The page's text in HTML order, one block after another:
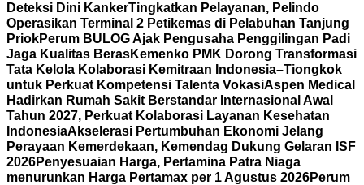
Deteksi Dini KankerTingkatkan Pelayanan, Pelindo
Operasikan Terminal 2 Petikemas di Pelabuhan Tanjung
PriokPerum BULOG Ajak Pengusaha Penggilingan Padi
Jaga Kualitas BerasKemenko PMK Dorong Transformasi
Tata Kelola Kolaborasi Kemitraan Indonesia–Tiongkok
untuk Perkuat Kompetensi Talenta VokasiAspen Medical
Hadirkan Rumah Sakit Berstandar Internasional Awal
Tahun 2027, Perkuat Kolaborasi Layanan Kesehatan
IndonesiaAkselerasi Pertumbuhan Ekonomi Jelang
Perayaan Kemerdekaan, Kemendag Dukung Gelaran ISF
2026Penyesuaian Harga, Pertamina Patra Niaga
menurunkan Harga Pertamax per 1 Agustus 2026Perum